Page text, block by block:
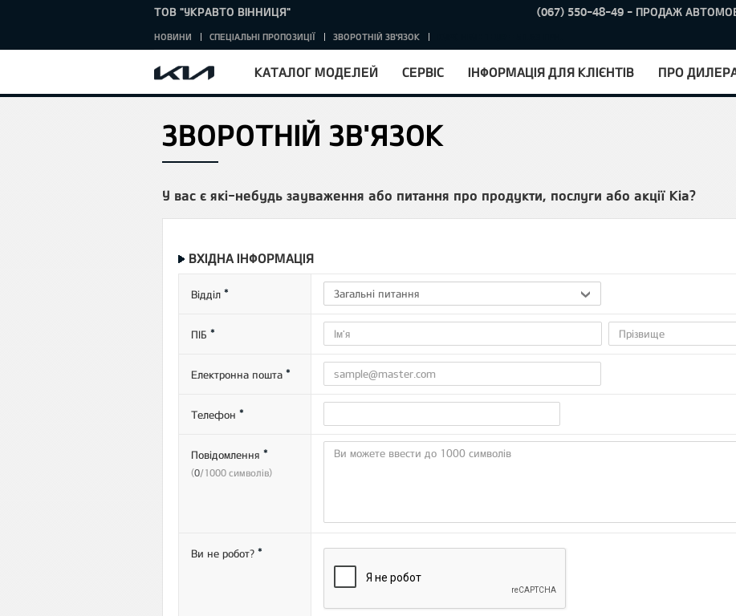
КАТАЛОГ МОДЕЛЕЙ СЕРВІС ІНФОРМАЦІЯ ДЛЯ КЛІЄНТІВ ПРО
ТОВ "УКРАВТО ВІННИЦЯ" (067) 550-48-49 - ПРОДАЖ
НОВИНИ СПЕЦІАЛЬНІ ПРОПОЗИЦІЇ ЗВОРОТНІЙ ЗВ'ЯЗОК
ЗВОРОТНІЙ ЗВ'ЯЗОК
У вас є які-небудь зауваження або питання про продукти, послуги або акції Kia?
ВХІДНА ІНФОРМАЦІЯ
Відділ * Загальні питання
ПІБ *
Електронна пошта *
Телефон *
Повідомлення *
(0/1000 символiв)
Ви не робот? *